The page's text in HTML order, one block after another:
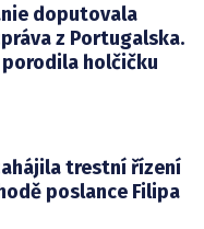
doputovala
z Portugalska.
porodila holčičku
trestní řízení
poslance Filipa